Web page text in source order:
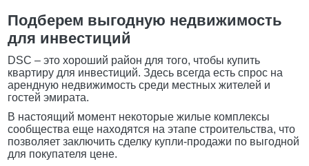
Подберем выгодную недвижимость
для инвестиций
DSC – это хороший район для того, чтобы купить
квартиру для инвестиций. Здесь всегда есть спрос на
арендную недвижимость среди местных жителей и
гостей эмирата.
В настоящий момент некоторые жилые комплексы
сообщества еще находятся на этапе строительства, что
позволяет заключить сделку купли-продажи по выгодной
для покупателя цене.